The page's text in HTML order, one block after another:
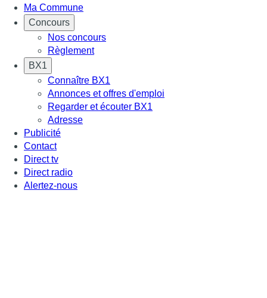
Ma Commune
Concours
Nos concours
Règlement
BX1
Connaître BX1
Annonces et offres d'emploi
Regarder et écouter BX1
Adresse
Publicité
Contact
Direct tv
Direct radio
Alertez-nous